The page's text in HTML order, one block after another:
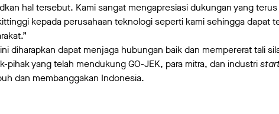
hal tersebut. Kami sangat mengapresiasi dukungan yang
kepada perusahaan teknologi seperti kami sehingga dapat
diharapkan dapat menjaga hubungan baik dan mempererat tali
pihak yang telah mendukung GO-JEK, para mitra, dan industri
dan membanggakan Indonesia.